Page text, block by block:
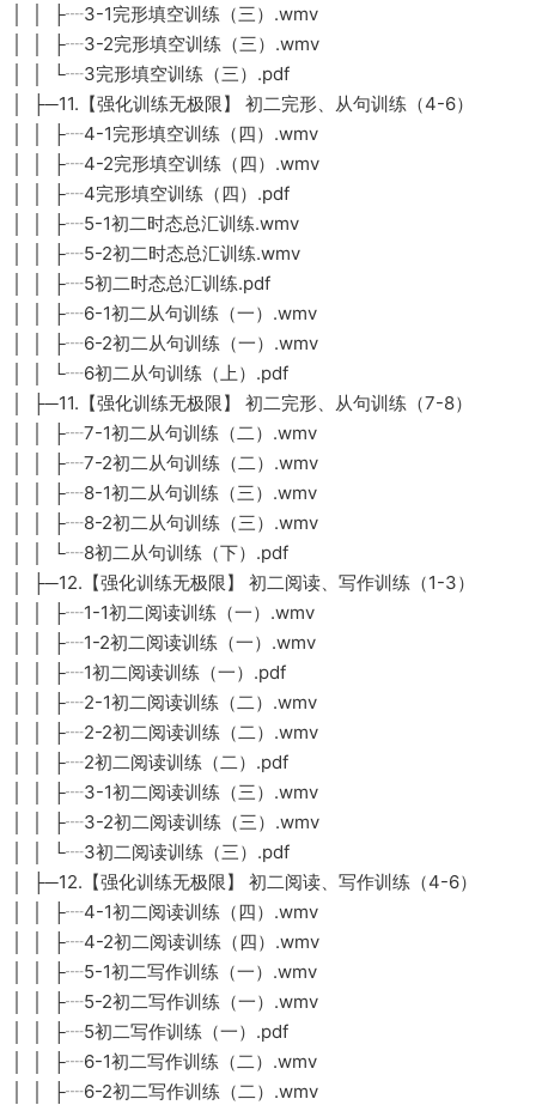
│ │ ├┈3-1完形填空训练（三）.wmv
│ │ ├┈3-2完形填空训练（三）.wmv
│ │ └┈3完形填空训练（三）.pdf
│ ├─11.【强化训练无极限】 初二完形、从句训练（4-6）
│ │ ├┈4-1完形填空训练（四）.wmv
│ │ ├┈4-2完形填空训练（四）.wmv
│ │ ├┈4完形填空训练（四）.pdf
│ │ ├┈5-1初二时态总汇训练.wmv
│ │ ├┈5-2初二时态总汇训练.wmv
│ │ ├┈5初二时态总汇训练.pdf
│ │ ├┈6-1初二从句训练（一）.wmv
│ │ ├┈6-2初二从句训练（一）.wmv
│ │ └┈6初二从句训练（上）.pdf
│ ├─11.【强化训练无极限】 初二完形、从句训练（7-8）
│ │ ├┈7-1初二从句训练（二）.wmv
│ │ ├┈7-2初二从句训练（二）.wmv
│ │ ├┈8-1初二从句训练（三）.wmv
│ │ ├┈8-2初二从句训练（三）.wmv
│ │ └┈8初二从句训练（下）.pdf
│ ├─12.【强化训练无极限】 初二阅读、写作训练（1-3）
│ │ ├┈1-1初二阅读训练（一）.wmv
│ │ ├┈1-2初二阅读训练（一）.wmv
│ │ ├┈1初二阅读训练（一）.pdf
│ │ ├┈2-1初二阅读训练（二）.wmv
│ │ ├┈2-2初二阅读训练（二）.wmv
│ │ ├┈2初二阅读训练（二）.pdf
│ │ ├┈3-1初二阅读训练（三）.wmv
│ │ ├┈3-2初二阅读训练（三）.wmv
│ │ └┈3初二阅读训练（三）.pdf
│ ├─12.【强化训练无极限】 初二阅读、写作训练（4-6）
│ │ ├┈4-1初二阅读训练（四）.wmv
│ │ ├┈4-2初二阅读训练（四）.wmv
│ │ ├┈5-1初二写作训练（一）.wmv
│ │ ├┈5-2初二写作训练（一）.wmv
│ │ ├┈5初二写作训练（一）.pdf
│ │ ├┈6-1初二写作训练（二）.wmv
│ │ ├┈6-2初二写作训练（二）.wmv